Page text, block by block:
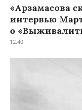
«Арзамасова
интервью
о
12:40